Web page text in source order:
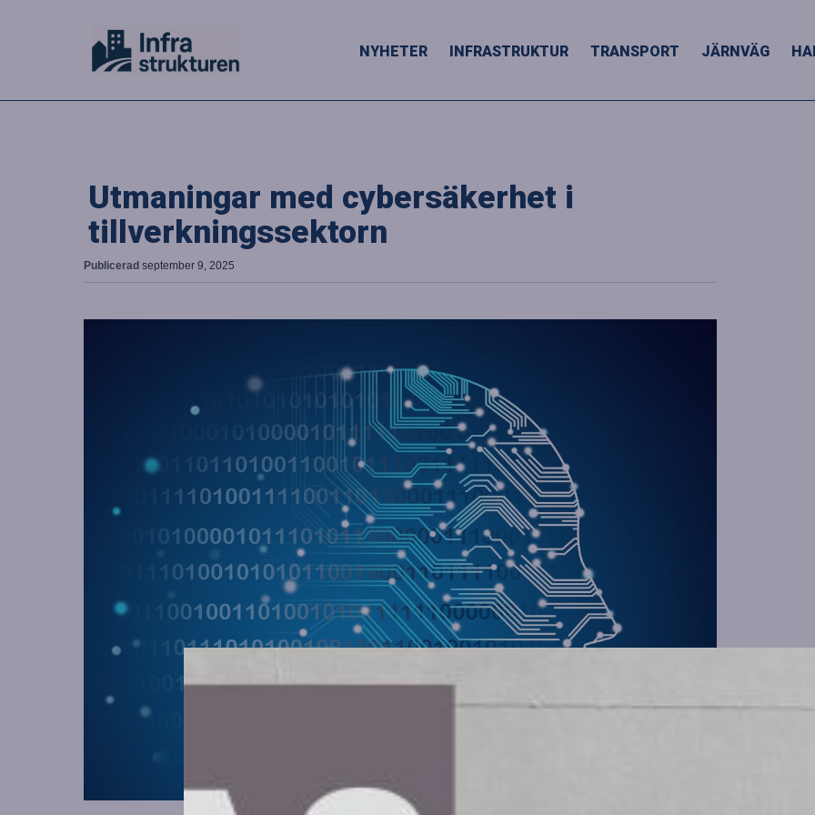
NYHETER INFRASTRUKTUR TRANSPORT JÄRNVÄG
Utmaningar med cybersäkerhet i
tillverkningssektorn
Publicerad september 9, 2025